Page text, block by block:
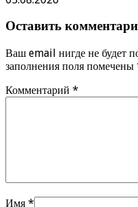
Оставить
Ваш email нигде не будет
заполнения поля помечены
Комментарий *
Имя *